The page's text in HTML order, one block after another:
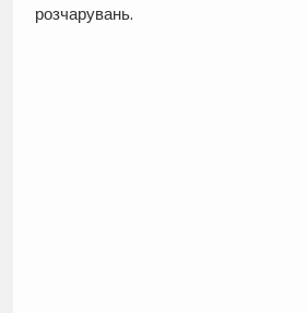
розчарувань.